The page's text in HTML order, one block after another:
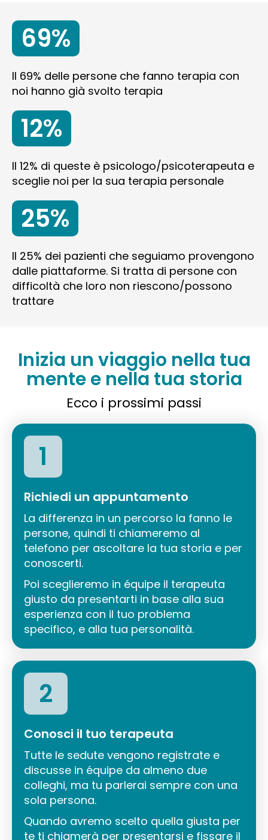
69%
Il 69% delle persone che fanno terapia con
noi hanno già svolto terapia
12%
Il 12% di queste è psicologo/psicoterapeuta e
sceglie noi per la sua terapia personale
25%
Il 25% dei pazienti che seguiamo provengono
dalle piattaforme. Si tratta di persone con
difficoltà che loro non riescono/possono
trattare
Inizia un viaggio nella tua
mente e nella tua storia
Ecco i prossimi passi
1
Richiedi un appuntamento
La differenza in un percorso la fanno le
persone, quindi ti chiameremo al
telefono per ascoltare la tua storia e per
conoscerti.
Poi sceglieremo in équipe il terapeuta
giusto da presentarti in base alla sua
esperienza con il tuo problema
specifico, e alla tua personalità.
2
Conosci il tuo terapeuta
Tutte le sedute vengono registrate e
discusse in équipe da almeno due
colleghi, ma tu parlerai sempre con una
sola persona.
Quando avremo scelto quella giusta per
te ti chiamerà per presentarsi e fissare il